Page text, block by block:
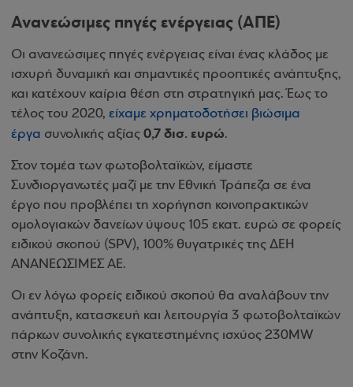
Ανανεώσιμες πηγές ενέργειας (ΑΠΕ)
Οι ανανεώσιμες πηγές ενέργειας είναι ένας κλάδος με
ισχυρή δυναμική και σημαντικές προοπτικές ανάπτυξης,
και κατέχουν καίρια θέση στη στρατηγική μας. Έως το
τέλος του 2020, είχαμε χρηματοδοτήσει βιώσιμα
έργα συνολικής αξίας 0,7 δισ. ευρώ.
Στον τομέα των φωτοβολταϊκών, είμαστε
Συνδιοργανωτές μαζί με την Εθνική Τράπεζα σε ένα
έργο που προβλέπει τη χορήγηση κοινοπρακτικών
ομολογιακών δανείων ύψους 105 εκατ. ευρώ σε φορείς
ειδικού σκοπού (SPV), 100% θυγατρικές της ΔΕΗ
ΑΝΑΝΕΩΣΙΜΕΣ ΑΕ.
Οι εν λόγω φορείς ειδικού σκοπού θα αναλάβουν την
ανάπτυξη, κατασκευή και λειτουργία 3 φωτοβολταϊκών
πάρκων συνολικής εγκατεστημένης ισχύος 230MW
στην Κοζάνη.